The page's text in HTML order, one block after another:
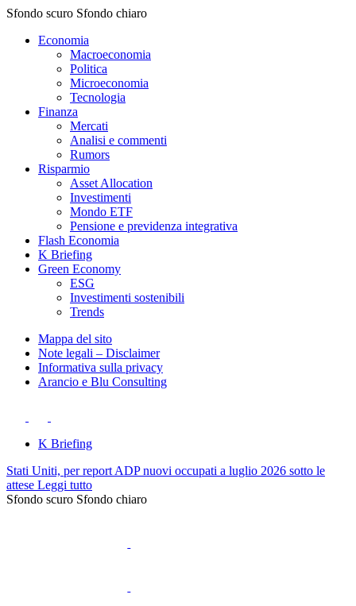
Sfondo scuro Sfondo chiaro
Economia
Macroeconomia
Politica
Microeconomia
Tecnologia
Finanza
Mercati
Analisi e commenti
Rumors
Risparmio
Asset Allocation
Investimenti
Mondo ETF
Pensione e previdenza integrativa
Flash Economia
K Briefing
Green Economy
ESG
Investimenti sostenibili
Trends
Mappa del sito
Note legali – Disclaimer
Informativa sulla privacy
Arancio e Blu Consulting
K Briefing
Stati Uniti, per report ADP nuovi occupati a luglio 2026 sotto le
attese Leggi tutto
Sfondo scuro Sfondo chiaro